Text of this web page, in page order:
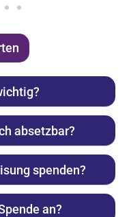
absetzbar?
spenden?
an?